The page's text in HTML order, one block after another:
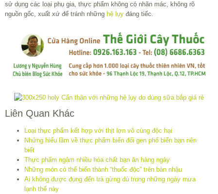
sử dụng các loại phụ gia, thực phẩm không có nhãn mác, không rõ
nguồn gốc, xuất xứ để tránh những hệ lụy đáng tiếc.
Liên Quan Khác
Loại thực phẩm kết hợp với thịt lợn vô cùng độc hại
Những hiểu lầm về thực phẩm biến đổi gen phổ biến bạn nên
biết
Thực phẩm ngậm nhiều hóa chất bạn ăn hàng ngày
Những món có thể biến thành “thuốc độc” trên bàn nhậu
Ai không được đụng đến trà gừng dù trong những ngày mưa
lạnh thế này